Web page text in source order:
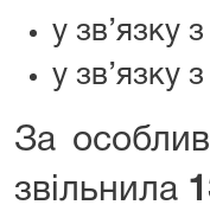
у зв’язку
у зв’язку
За
звільнила